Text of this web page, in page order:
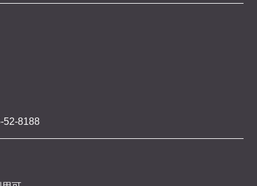
52-8188